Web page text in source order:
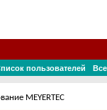
пользователей
MEYERTEC